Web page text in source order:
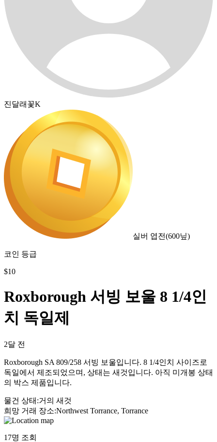
진달래꽃K
실버 엽전(600닢)
코인 등급
$10
Roxborough 서빙 보울 8 1/4인
치 독일제
2달 전
Roxborough SA 809/258 서빙 보울입니다. 8 1/4인치 사이즈로
독일에서 제조되었으며, 상태는 새것입니다. 아직 미개봉 상태
의 박스 제품입니다.
물건 상태 :거의 새것
희망 거래 장소:Northwest Torrance, Torrance
17명 조회